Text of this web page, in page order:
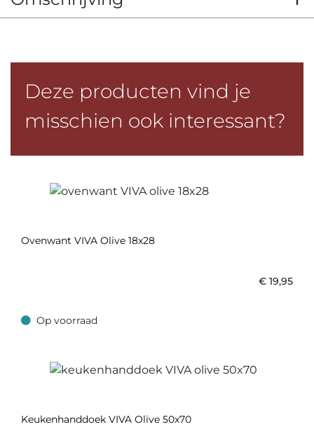
Deze producten vind je
misschien ook interessant?
Ovenwant VIVA Olive 18x28
€ 19,95
Op voorraad
Op voorraad
Keukenhanddoek VIVA Olive 50x70